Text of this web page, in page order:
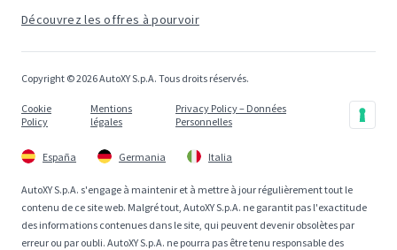
Découvrez les offres à pourvoir
Copyright © 2026 AutoXY S.p.A. Tous droits réservés.
Cookie
Policy
Mentions
légales
Privacy Policy – Données
Personnelles
España Germania Italia
AutoXY S.p.A. s'engage à maintenir et à mettre à jour régulièrement tout le
contenu de ce site web. Malgré tout, AutoXY S.p.A. ne garantit pas l'exactitude
des informations contenues dans le site, qui peuvent devenir obsolètes par
erreur ou par oubli. AutoXY S.p.A. ne pourra pas être tenu responsable des